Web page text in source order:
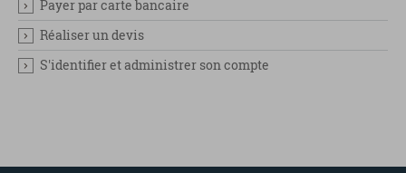
Payer par carte bancaire
Réaliser un devis
S'identifier et administrer son compte